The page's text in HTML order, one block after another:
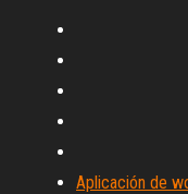
Aplicación de